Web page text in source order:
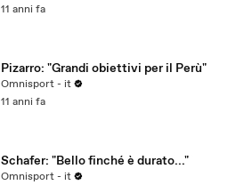
11 anni fa
Pizarro: "Grandi obiettivi per il Perù"
Omnisport - it
11 anni fa
Schafer: "Bello finché è durato..."
Omnisport - it